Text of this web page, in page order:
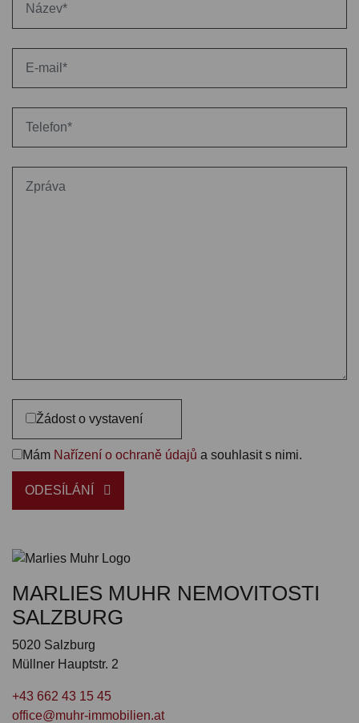
Žádost o vystavení
Mám Nařízení o ochraně údajů a souhlasit s nimi.
ODESÍLÁNÍ
MARLIES MUHR NEMOVITOSTI
SALZBURG
5020 Salzburg
Müllner Hauptstr. 2
+43 662 43 15 45
office@muhr-immobilien.at